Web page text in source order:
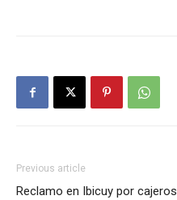
Previous article
Reclamo en Ibicuy por cajeros